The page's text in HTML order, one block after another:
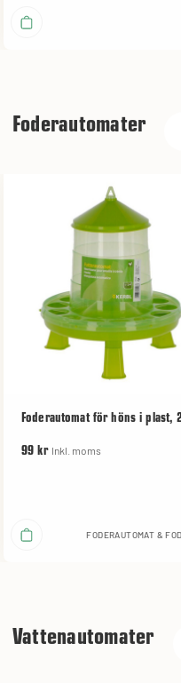
Foderautomater
Foderautomat för höns i plast,
99 kr Inkl. moms
FODERAUTOMAT &
Vattenautomater